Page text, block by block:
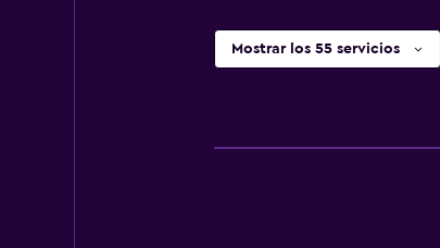
Mostrar los 55 servicios